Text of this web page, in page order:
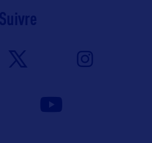
Suivre